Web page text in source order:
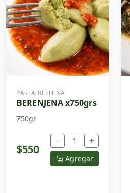
PASTA RELLENA
BERENJENA x750grs
750gr
$550
− +
Agregar